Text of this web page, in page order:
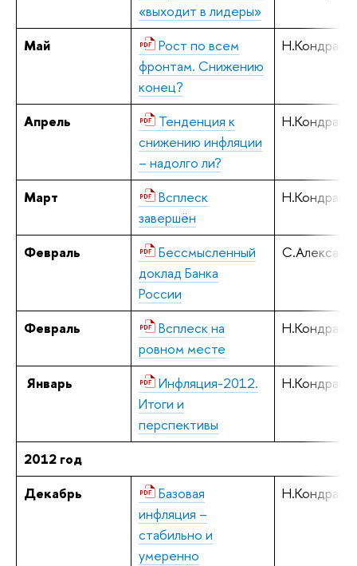
«выходит в лидеры»
Май
Рост по всем
фронтам. Снижению
конец?
Апрель
Тенденция к
снижению инфляции
– надолго ли?
Март
Всплеск
завершён
Февраль
Бессмысленный
доклад Банка
России
Февраль
Всплеск на
ровном месте
Январь
Инфляция-2012.
Итоги и
перспективы
2012 год
Декабрь
Базовая
инфляция –
стабильно и
умеренно